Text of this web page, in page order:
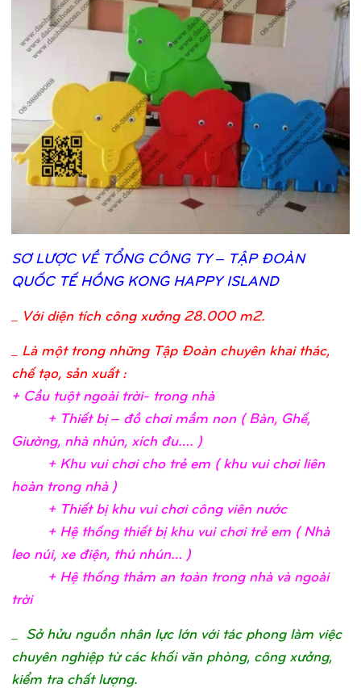
SƠLƯỢC VỀTỔNG CÔNG TY – TẬP ĐOÀN
QUỐC TẾHỒNG KONG HAPPY ISLAND
Với diện tích công xưởng 28.000 m2.
_ Là một trong những Tập Đoàn chuyên khai thác,
chế tạo, sản xuất :
+ Cầu tuột ngoài trời- trong nhà
+ Thiết bị– đồchơi mầm non ( Bàn, Ghế,
Giường, nhà nhún, xích đu…. )
+ Khu vui chơi cho trẻem ( khu vui chơi liên
hoàn trong nhà )
+ Thiết bịkhu vui chơi công viên nước
+ Hệthống thiết bịkhu vui chơi trẻem ( Nhà
leo núi, xe điện, thú nhún… )
+ Hệthống thảm an toàn trong nhà và ngoài
trời
Sở hửu nguồn nhân lực lớn với tác phong làm việc
chuyên nghiệp từ các khối văn phòng, công xưởng,
kiểm tra chất lượng.